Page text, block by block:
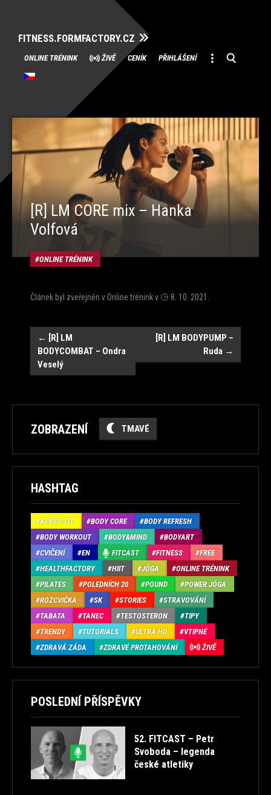
FITNESS.FORMFACTORY.CZ
Přeskočit
na
obsah
ONLINE TRÉNINK ŽIVĚ CENÍK PŘIHLÁŠENÍ
[R] LM CORE mix – Hanka
Volfová
ONLINE TRÉNINK
Článek byl zveřejněn vOnline tréninkv 8. 10. 2021
Navigace
← [R] LM
BODYCOMBAT – Ondra
Veselý
[R] LM BODYPUMP –
Ruda →
ZOBRAZENÍ TMAVÉ
HASHTAG
APRÉS-FIT BODY CORE
BODY REFRESH
BODY WORKOUT
BODY&MIND
BODYART
CVIČENÍ
EN FITCAST FITNESS
FREE
HEALTHFACTORY
HIIT JÓGA
ONLINE TRÉNINK
PILATES
POLEDNÍCH 20 POUND
POWER JÓGA
ROZCVIČKA
SK STORIES
STRAVOVÁNÍ
TABATA
TANEC TESTOSTERON
TIPY
TRENDY
TUTORIALS ULTRA HD
VTIPNÉ
ZDRAVÁ ZÁDA
ZDRAVÉ PROTAHOVÁNÍ ŽIVĚ
POSLEDNÍ PŘÍSPĚVKY
52. FITCAST – Petr
Svoboda – legenda
české atletiky